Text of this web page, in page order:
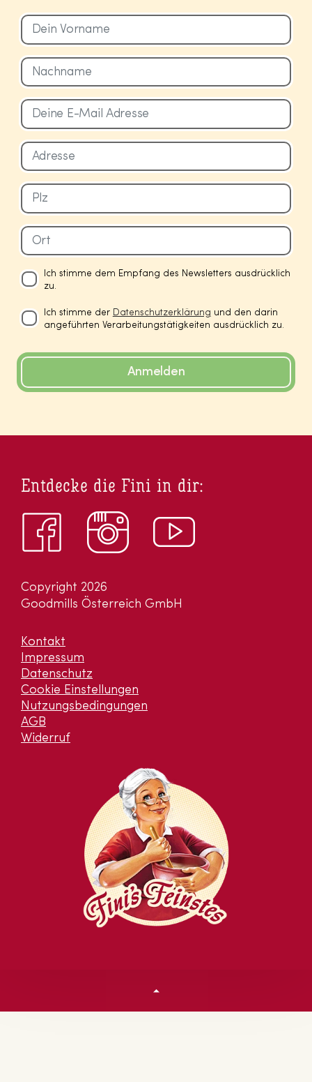
Ich stimme dem Empfang des Newsletters ausdrücklich
zu.
Ich stimme der Datenschutzerklärung und den darin
angeführten Verarbeitungstätigkeiten ausdrücklich zu.
Anmelden
Copyright 2026
Goodmills Österreich GmbH
Kontakt
Impressum
Datenschutz
Cookie Einstellungen
Nutzungsbedingungen
AGB
Widerruf
Entdecke die Fini in dir: